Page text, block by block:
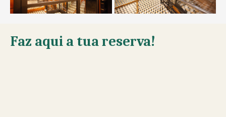
Faz aqui a tua reserva!